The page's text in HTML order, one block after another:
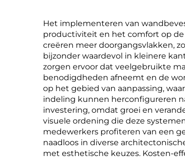
Het implementeren van
productiviteit en het comfort op
creëren meer doorgangsvlakken,
bijzonder waardevol in kleinere
zorgen ervoor dat veelgebruikte
benodigdheden afneemt en de
op het gebied van aanpassing,
indeling kunnen herconfigureren
investering, omdat groei en
visuele ordening die deze
medewerkers profiteren van een
naadloos in diverse
met esthetische keuzes. Kosten-